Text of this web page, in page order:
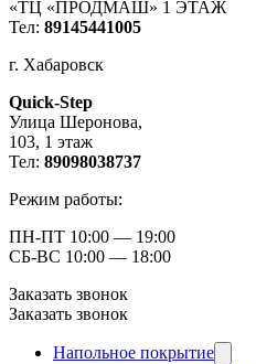
«ТЦ «ПРОДМАШ» 1 ЭТАЖ
Тел: 89145441005
г. Хабаровск
Quick-Step
​Улица Шеронова,
103, ​1 этаж
Тел: 89098038737
Режим работы:
ПН-ПТ 10:00 — 19:00
СБ-ВС 10:00 — 18:00
Заказать звонок
Заказать звонок
Напольное покрытие